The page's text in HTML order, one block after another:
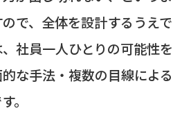
で、全体を設計するうえで
社員一人ひとりの可能性を
な手法・複数の目線による
。